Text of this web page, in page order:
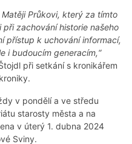
Průkovi, který za tímto
zachování historie našeho
přístup k uchování informací,
i budoucím generacím,“
při setkání s kronikářem
v pondělí a ve středu
starosty města a na
v úterý 1. dubna 2024
Sviny.